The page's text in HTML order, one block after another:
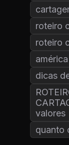
roteiro
roteiro
dicas
valores
quanto